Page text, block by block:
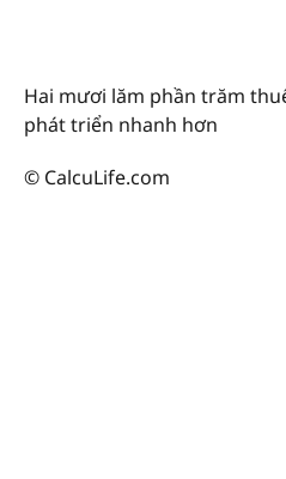
Hai mươi lăm phần trăm
phát triển nhanh hơn
© CalcuLife.com